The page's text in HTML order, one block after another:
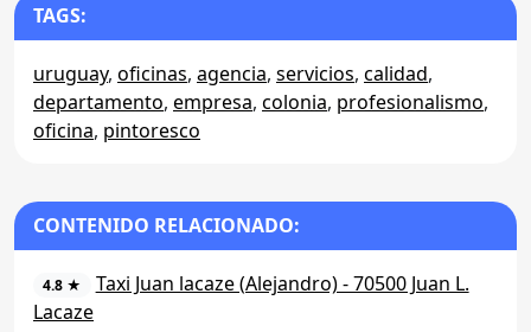
TAGS:
uruguay, oficinas, agencia, servicios, calidad,
departamento, empresa, colonia, profesionalismo,
oficina, pintoresco
CONTENIDO RELACIONADO:
4.8 ★
Taxi Juan lacaze (Alejandro) - 70500 Juan L.
Lacaze